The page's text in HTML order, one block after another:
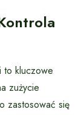
to kluczowe
zużycie
zastosować się